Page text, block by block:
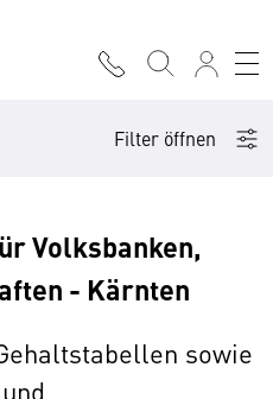
Filter öffnen
Volksbanken,
- Kärnten
sowie